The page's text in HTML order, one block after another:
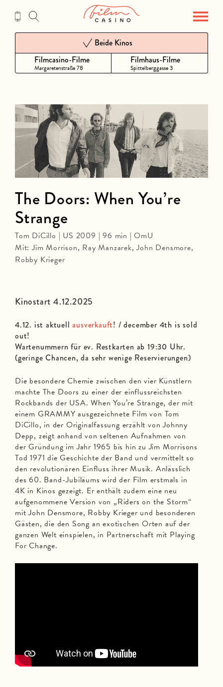
Inhalt
Filmcasino-Filme
Margaretenstraße 78
Beide Kinos
Filmhaus-Filme
Spittelberggasse 3
Kinostart 4.12.2025
4.12. ist aktuellausverkauft! / december 4th is sold
out!
Wartenummern für ev. Restkarten ab 19:30 Uhr.
(geringe Chancen, da sehr wenige Reservierungen)
Die besondere Chemie zwischen den vier Künstlern
machte The Doors zu einer der einflussreichsten
Rockbands der USA. When You’re Strange, der mit
einem GRAMMY ausgezeichnete Film von Tom
DiCillo, in der Originalfassung erzählt von Johnny
Depp, zeigt anhand von seltenen Aufnahmen von
der Gründung im Jahr 1965 bis hin zu Jim Morrisons
Tod 1971 die Geschichte der Band und vermittelt so
den revolutionären Einfluss ihrer Musik. Anlässlich
des 60. Band-Jubiläums wird der Film erstmals in
4K in Kinos gezeigt. Er enthält zudem eine neu
aufgenommene Version von „Riders on the Storm“
mit John Densmore, Robby Krieger und besonderen
Gästen, die den Song an exotischen Orten auf der
ganzen Welt einspielen, in Partnerschaft mit Playing
For Change.
The Doors: When You’re
Strange
Tom DiCillo | US 2009 | 96 min | OmU
Mit: Jim Morrison, Ray Manzarek, John Densmore,
Robby Krieger